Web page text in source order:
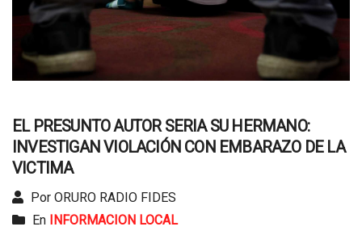
EL PRESUNTO AUTOR SERIA SU HERMANO:
INVESTIGAN VIOLACIÓN CON EMBARAZO DE LA
VICTIMA
Por ORURO RADIO FIDES
En
INFORMACION LOCAL